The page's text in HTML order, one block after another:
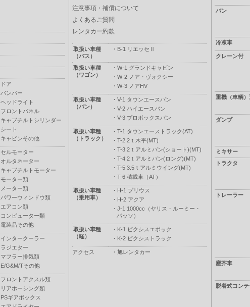
バン
冷凍車
クレーン付
重機（車輌
ダンプ
ミキサー
トラクタ
トレーラー
塵芥車
脱着式コン
ドア
バンパー
ヘッドライト
フロントパネル
キャブチルトシリンダー
シート
キャビンその他
セルモーター
オルタネーター
キャブチルトモーター
モーター類
メーター類
パワーウィンドウ類
エアコン類
コンピューター類
電装品その他
インタークーラー
ラジエター
マフラー排気類
E/G&M/Tその他
フロントアクスル類
リアホーシング類
PSギアボックス
注意事項・補償について
よくあるご質問
レンタカー約款
取扱い車種
（バス）
・ B-1 リエッセⅡ
取扱い車種
（ワゴン）
・ W-1 グランドキャビン
・ W-2 ノア・ヴォクシー
・ W-3 ノアHV
取扱い車種
（バン）
・ V-1 タウンエースバン
・ V-2 ハイエースバン
・ V-3 プロボックスバン
取扱い車種
（トラック）
・ T-1 タウンエーストラック(AT)
・ T-2 2ｔ木平(MT)
・ T-3 2ｔアルミバン(ショート)(MT)
・ T-4 2ｔアルミバン(ロング)(MT)
・ T-5 3.5ｔアルミウイング(MT)
・ T-6 積載車（AT）
取扱い車種
（乗用車）
・ H-1 プリウス
・ H-2 アクア
・ J-1 1000cc（ヤリス・ルーミー・
パッソ）
取扱い車種
（軽）
・ K-1 ピクシスエポック
・ K-2 ピクシストラック
アクセス ・ 旭レンタカー